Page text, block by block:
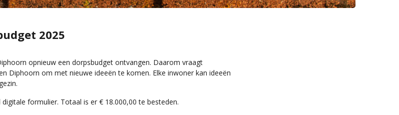
2025
opnieuw een dorpsbudget ontvangen. Daarom vraagt
Diphoorn om met nieuwe ideeën te komen. Elke inwoner kan ideeën
formulier. Totaal is er € 18.000,00 te besteden.